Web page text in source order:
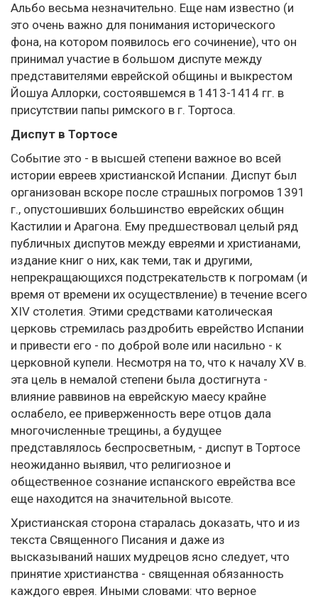
Альбо весьма незначительно. Еще нам известно (и
это очень важно для понимания исторического
фона, на котором появилось его сочинение), что он
принимал участие в большом диспуте между
представителями еврейской общины и выкрестом
Йошуа Аллорки, состоявшемся в 1413-1414 гг. в
присутствии папы римского в г. Тортоса.
Диспут в Тортосе
Событие это - в высшей степени важное во всей
истории евреев христианской Испании. Диспут был
организован вскоре после страшных погромов 1391
г., опустошивших большинство еврейских общин
Кастилии и Арагона. Ему предшествовал целый ряд
публичных диспутов между евреями и христианами,
издание книг о них, как теми, так и другими,
непрекращающихся подстрекательств к погромам (и
время от времени их осуществление) в течение всего
XIV столетия. Этими средствами католическая
церковь стремилась раздробить еврейство Испании
и привести его - по доброй воле или насильно - к
церковной купели. Несмотря на то, что к началу XV в.
эта цель в немалой степени была достигнута -
влияние раввинов на еврейскую маесу крайне
ослабело, ее приверженность вере отцов дала
многочисленные трещины, а будущее
представлялось беспросветным, - диспут в Тортосе
неожиданно выявил, что религиозное и
общественное сознание испанского еврейства все
еще находится на значительной высоте.
Христианская сторона старалась доказать, что и из
текста Священного Писания и даже из
высказываний наших мудрецов ясно следует, что
принятие христианства - священная обязанность
каждого еврея. Иными словами: что верное